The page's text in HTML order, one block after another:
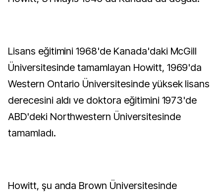
Lisans eğitimini 1968'de Kanada'daki McGill
Üniversitesinde tamamlayan Howitt, 1969'da
Western Ontario Üniversitesinde yüksek lisans
derecesini aldı ve doktora eğitimini 1973'de
ABD'deki Northwestern Üniversitesinde
tamamladı.
Howitt, şu anda Brown Üniversitesinde